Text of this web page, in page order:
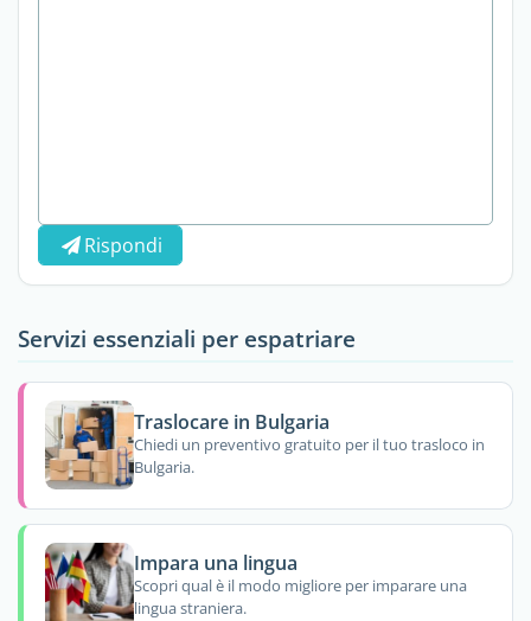
Rispondi
Servizi essenziali per espatriare
Traslocare in Bulgaria
Chiedi un preventivo gratuito per il tuo trasloco in
Bulgaria.
Impara una lingua
Scopri qual è il modo migliore per imparare una
lingua straniera.